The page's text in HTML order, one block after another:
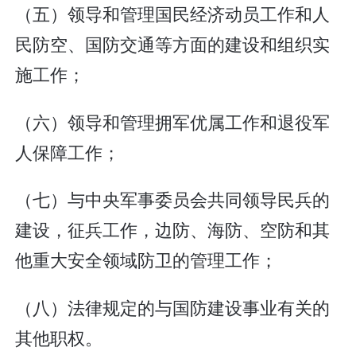
（五）领导和管理国民经济动员工作和人
民防空、国防交通等方面的建设和组织实
施工作；
（六）领导和管理拥军优属工作和退役军
人保障工作；
（七）与中央军事委员会共同领导民兵的
建设，征兵工作，边防、海防、空防和其
他重大安全领域防卫的管理工作；
（八）法律规定的与国防建设事业有关的
其他职权。